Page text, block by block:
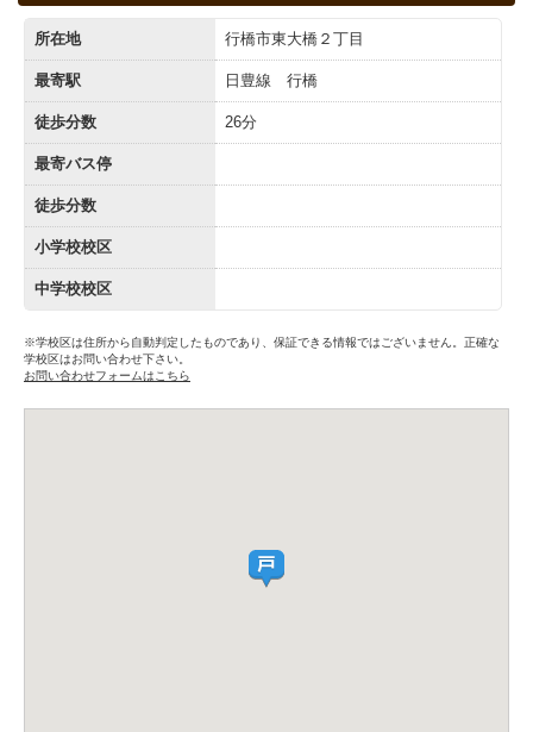
所在地 行橋市東大橋２丁目
最寄駅 日豊線 行橋
徒歩分数 26分
最寄バス停
徒歩分数
小学校校区
中学校校区
※学校区は住所から自動判定したものであり、保証できる情報ではございません。正確な
学校区はお問い合わせ下さい。
お問い合わせフォームはこちら